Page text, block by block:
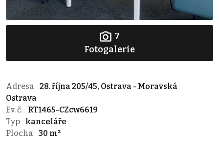
7
Fotogalerie
Adresa
28. října 205/45, Ostrava - Moravská
Ostrava
Ev. č.
RT1465-CZcw6619
Typ
kanceláře
Plocha
30 m²